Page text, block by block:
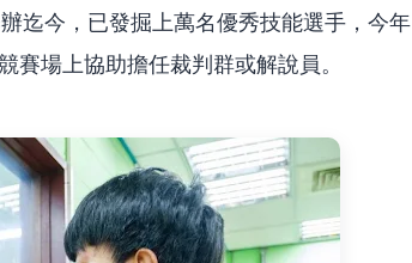
迄今，已發掘上萬名優秀技能選手，今年
場上協助擔任裁判群或解說員。